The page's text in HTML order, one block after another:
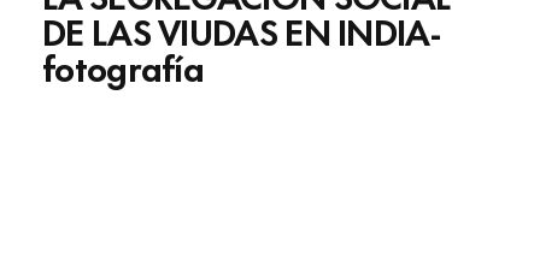
DE LAS VIUDAS EN INDIA-
fotografía